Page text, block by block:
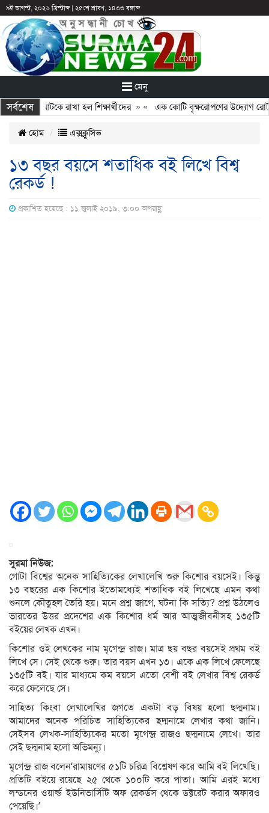
৯ই আগস্ট, ২০২৬ খ্রিস্টাব্দ| ২৫শে শ্রাবণ, ১৪৩৩ বঙ্গাব্দ
মেনু
সর্বশেষ
পরও আটকে রাখা হল শিক্ষার্থীদের» «এক কোটি বৃক্ষরোপণের উদ্যোগ
হোম এক্সক্লুসিভ
১৩ বছর বয়সে শতাধিক বই লিখে বিশ্ব
রেকর্ড !
প্রকাশিত হয়েছে : ১১ জুলাই ২০১৯, ৩:০০ অপরাহ্ণ
সুরমা নিউজ:
গোটা বিশ্বের অনেক সাহিত্যিকের লেখালেখি শুরু কিশোর বয়সেই। কিন্তু
১৩ বছরের এক কিশোর ইতোমধ্যেই শতাধিক বই লিখেছে এমন কথা
শুনলে কৌতুহল তৈরি হয়। মনে প্রশ্ন জাগে, ঘটনা কি সত্যি? প্রশ্ন উঠলেও
ভারতের উত্তর প্রদেশের এক কিশোর ধর্ম আর আত্মজীবনীসহ ১৩৫টি
বইয়ের লেখক এখন।
কিশোর ওই লেখকের নাম মৃগেন্দ্র রাজ। মাত্র ছয় বছর বয়সেই প্রথম বই
লিখে সে। সেই থেকে শুরু। তার বয়স এখন ১৩। একে এক লিখে ফেলেছে
১৩৫টি বই। যার মাধ্যমে কম বয়সে এতো বেশী বই লেখার বিশ্ব রেকর্ড
করে ফেলেছে সে।
সাহিত্য কিংবা লেখালেখির জগতে একটা বড় বিষয় হলো ছদ্মনাম।
আমাদের অনেক পরিচিত সাহিত্যিকের ছদ্মনামে লেখার কথা জানি।
সেইসব লেখক-সাহিত্যিকের মতো মৃগেন্দ্র রাজও ছদ্মনামে লেখে। তার
সেই ছদ্মনাম হলো অভিমন্যু।
মৃগেন্দ্র রাজ বলেন‘রামায়ণের ৫১টি চরিত্র বিশ্লেষণ করে আমি বই লিখেছি।
প্রতিটি বইয়ে রয়েছে ২৫ থেকে ১০০টি করে পাতা। আমি এরই মধ্যে
লন্ডনের ওয়ার্ল্ড ইউনিভার্সিটি অফ রেকর্ডস থেকে ডক্টরেট করার অফারও
পেয়েছি।’